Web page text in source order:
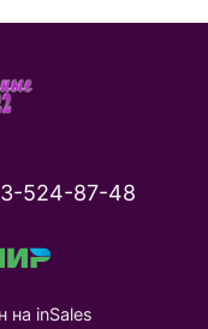
524-87-48
на inSales